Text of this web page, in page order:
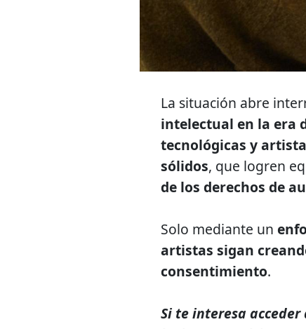
La situación abre
intelectual en la era
tecnológicas y
sólidos, que logren
de los derechos de
Solo mediante un
artistas sigan
consentimiento.
Si te interesa